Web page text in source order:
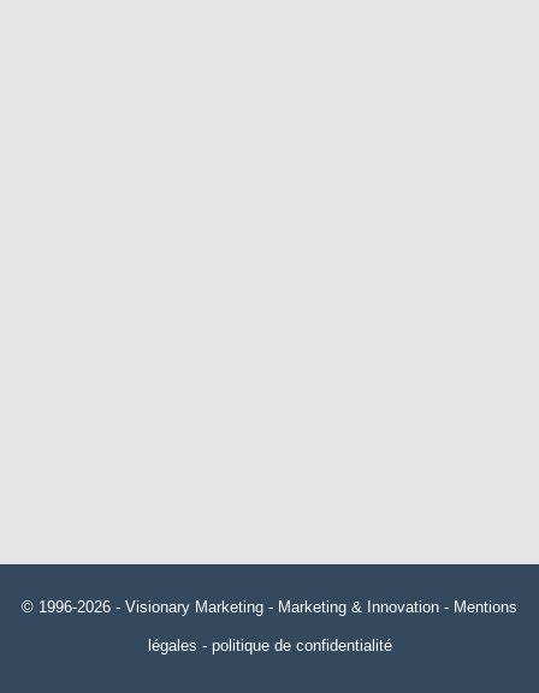
© 1996-2026 - Visionary Marketing - Marketing & Innovation - Mentions
légales - politique de confidentialité